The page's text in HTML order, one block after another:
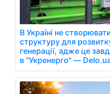
В Україні не
структуру для
генерації, адже це
в "Укренерго" —